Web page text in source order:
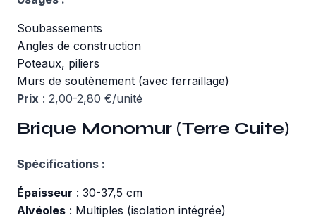
Soubassements
Angles de construction
Poteaux, piliers
Murs de soutènement (avec ferraillage)
Prix : 2,00-2,80 €/unité
Brique Monomur (Terre Cuite)
Spécifications :
Épaisseur : 30-37,5 cm
Alvéoles : Multiples (isolation intégrée)